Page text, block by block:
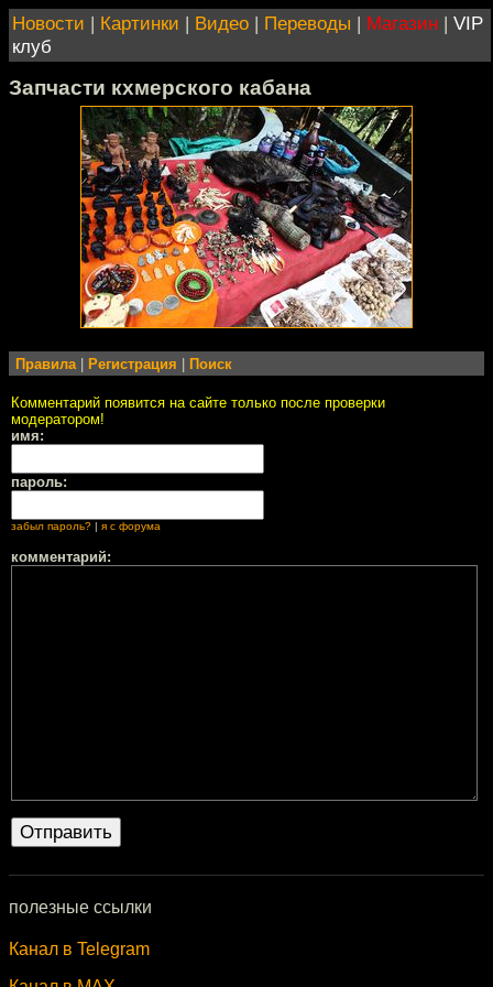
Новости | Картинки | Видео | Переводы | Магазин | VIP
клуб
Запчасти кхмерского кабана
Правила Регистрация Поиск
Комментарий появится на сайте только после проверки
модератором!
имя:
пароль:
забыл пароль? | я с форума
комментарий:
полезные ссылки
Канал в Telegram